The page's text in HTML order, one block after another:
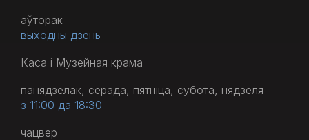
аўторак
выходны дзень
Каса і Музейная крама
панядзелак, серада, пятніца, субота, нядзеля
з 11:00 да 18:30
чацвер